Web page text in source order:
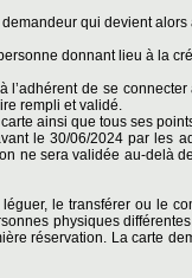
qui devient
donnant lieu à la
l’adhérent de se
rempli et validé.
ainsi que tous ses
le 30/06/2024 par les
ne sera validée au-delà
le transférer ou le
physiques
réservation. La carte